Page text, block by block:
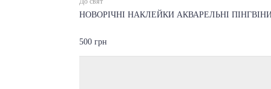
НОВОРІЧНІ НАКЛЕЙКИ АКВАРЕЛЬНІ
500 грн